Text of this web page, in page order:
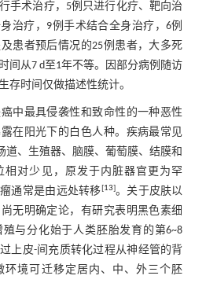
手术治疗，5例只进行化疗、靶向治
治疗，9例手术结合全身治疗，6例
患者预后情况的25例患者，大多死
间从7 d至1年不等。因部分病例随访
存时间仅做描述性统计。
中最具侵袭性和致命性的一种恶性
在阳光下的白色人种。疾病最常见
道、生殖器、脑膜、葡萄膜、结膜和
相对少见，原发于内脏器官更为罕
通常是由远处转移[13]。关于皮肤以
无明确定论，有研究表明黑色素细
与分化始于人类胚胎发育的第6~8
上皮-间充质转化过程从神经管的背
环境可迁移定居内、中、外三个胚